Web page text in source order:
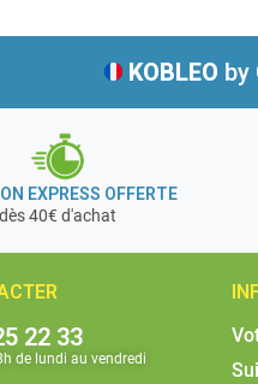
KOBLEO by
EXPRESS OFFERTE
dès 40€ d'achat
22 33
de lundi au vendredi​